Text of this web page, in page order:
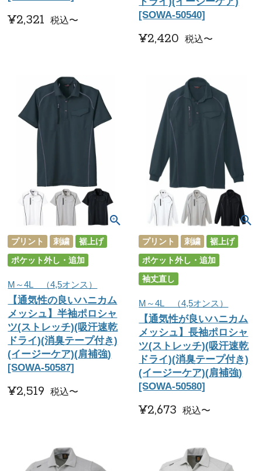
¥2,321 税込〜
[SOWA-50540]
¥2,420 税込〜
プリント 刺繍
裾上げ
ポケット外し・追加
M～4L （4,5オンス）
【通気性の良いハニカム
メッシュ】半袖ポロシャ
ツ(ストレッチ)(吸汗速乾
ドライ)(消臭テープ付き)
(イージーケア)(肩補強)
[SOWA-50587]
¥2,519 税込〜
プリント 刺繍
裾上げ
ポケット外し・追加
袖丈直し
M～4L （4,5オンス）
【通気性が良いハニカム
メッシュ】長袖ポロシャ
ツ(ストレッチ)(吸汗速乾
ドライ)(消臭テープ付き)
(イージーケア)(肩補強)
[SOWA-50580]
¥2,673 税込〜